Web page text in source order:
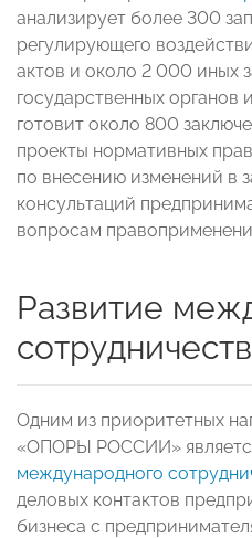
анализирует более 300
регулирующего
актов и около 2 000 иных
государственных органов
готовит около 800
проекты нормативных
по внесению изменений в
консультаций
вопросам
Развитие
Одним из приоритетных
«ОПОРЫ РОССИИ»
международного
деловых контактов
бизнеса с